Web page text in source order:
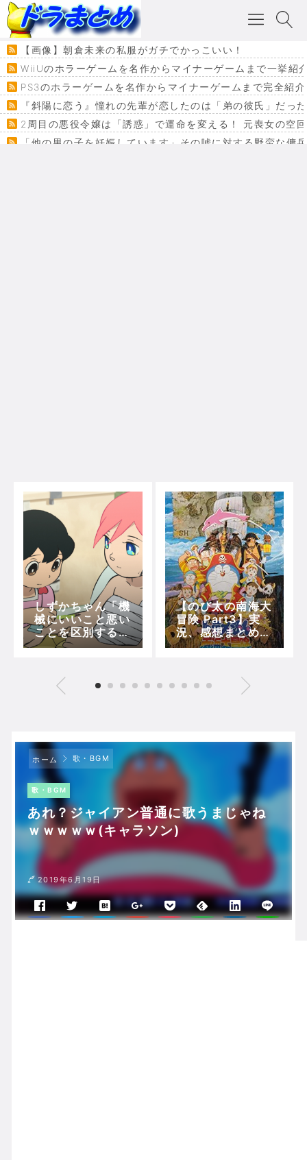
【画像】朝倉未来の私服がガチでかっこいい！
WiiUのホラーゲームを名作からマイナーゲームまで一挙紹
PS3のホラーゲームを名作からマイナーゲームまで完全紹
『斜陽に恋う』憧れの先輩が恋したのは「弟の彼氏」だっ
2周目の悪役令嬢は「誘惑」で運命を変える！ 元喪女の空
「他の男の子を妊娠しています」その嘘に対する野蛮な
しずかちゃん「機
械にいいこと悪い
ことを区別する力
なんてないわ。」
【のび太の南海大
冒険 Part3】実
況、感想まとめ！
(気付いた先は17
ルフィンと出会
う)【5分で映画ド
ホーム 歌・BGM
歌・BGM
あれ？ジャイアン普通に歌うまじゃね
ｗｗｗｗｗ(キャラソン)
2019年6月19日